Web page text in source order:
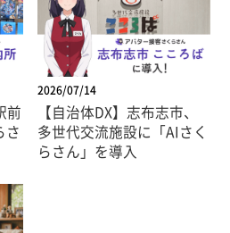
前
さ
2026/07/14
【自治体DX】志布志市、
多世代交流施設に「AIさく
らさん」を導入